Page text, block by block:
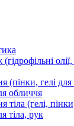
(пінки, гелі
обличчя
(гелі,
тіла, рук